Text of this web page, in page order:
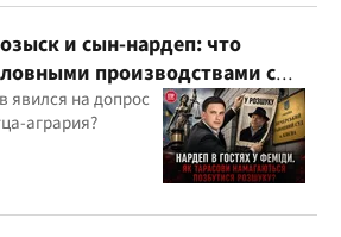
и сын-нардеп: что
производствами с
Тарасова?
явился на допрос
агрария?